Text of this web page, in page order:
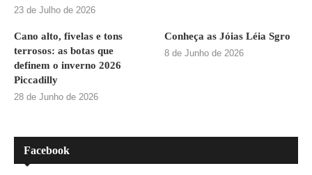
23 de Julho de 2026
Cano alto, fivelas e tons
terrosos: as botas que
definem o inverno 2026
Piccadilly
28 de Junho de 2026
Conheça as Jóias Léia Sgro
8 de Junho de 2026
Facebook